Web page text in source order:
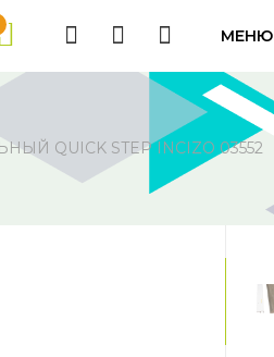
МЕНЮ
QUICK STEP INCIZO 03552